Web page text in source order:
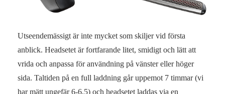
Utseendemässigt är inte mycket som skiljer vid första
anblick. Headsetet är fortfarande litet, smidigt och lätt att
vrida och anpassa för användning på vänster eller höger
sida. Taltiden på en full laddning går uppemot 7 timmar (vi
har mätt ungefär 6-6,5) och headsetet laddas via en